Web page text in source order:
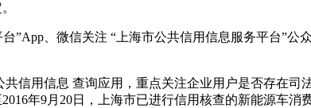
”App、微信关注 “上海市公共信用信息服务平台”公
信用信息 查询应用，重点关注企业用户是否存在司
年9月20日，上海市已进行信用核查的新能源车消